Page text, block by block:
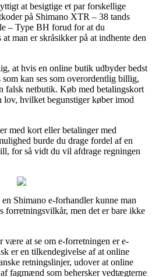
at besigtige et par forskellige
på Shimano XTR – 38 tands
– Type BH forud for at du
man er skråsikker på at indhente den
at hvis en online butik udbyder bedst
kan ses som overordentlig billig,
falsk netbutik. Køb med betalingskort
lov, hvilket begunstiger køber imod
med kort eller betalinger med
burde du drage fordel af en
for så vidt du vil afdrage regningen
Shimano e-forhandler kunne man
forretningsvilkår, men det er bare ikke
være at se om e-forretningen er e-
er en tilkendegivelse af at online
retningslinjer, udover at online
fagmænd som behersker vedtægterne